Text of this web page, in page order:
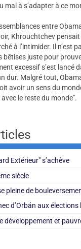
mal à s’adapter à ce
entre
Khrouchtchev pensait
à l’intimider. Il n’est
bêtises juste pour
excessif s’est lancé
dur. Malgré tout,
avoir un sens du
le reste du monde".
Extérieur" s’achève
siècle
pleine de
d’Orbán aux
développement et